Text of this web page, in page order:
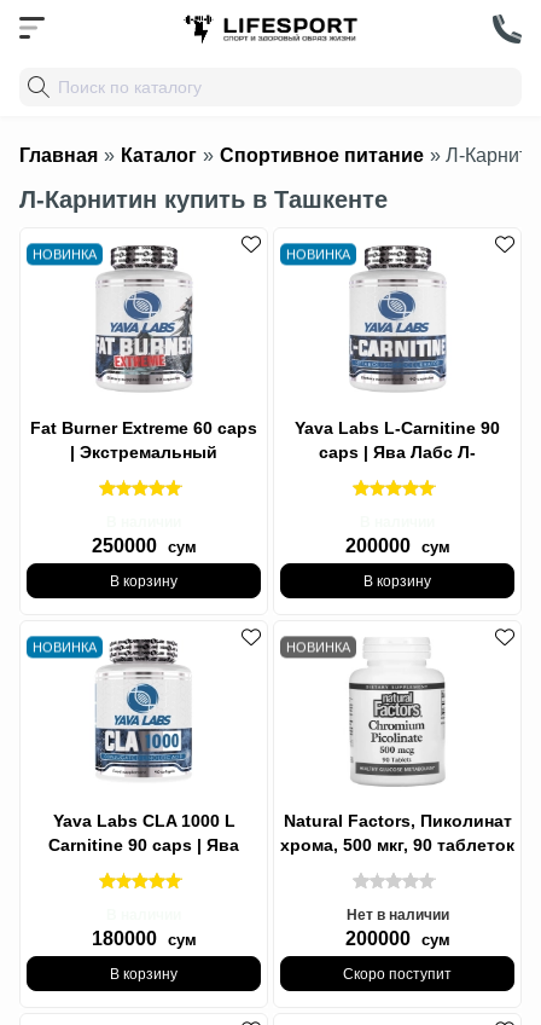
Главная » Каталог » Спортивное питание » Л-
Л-Карнитин купить в Ташкенте
НОВИНКА
Fat Burner Extreme 60 caps
| Экстремальный
жиросжигатель 60 капсул
250000 сум
В корзину
НОВИНКА
Yava Labs L-Carnitine 90
caps | Ява Лабс Л-
карнитин 90 капс
200000 сум
В корзину
НОВИНКА
Yava Labs CLA 1000 L
Carnitine 90 caps | Ява
Лабс Л Карнитин КЛА
180000 сум
В корзину
НОВИНКА
Natural Factors, Пиколинат
хрома, 500 мкг, 90 таблеток
Нет в наличии
200000 сум
Скоро поступит